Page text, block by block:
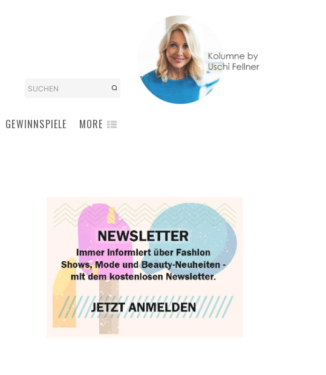
SUCHEN
GEWINNSPIELE MORE